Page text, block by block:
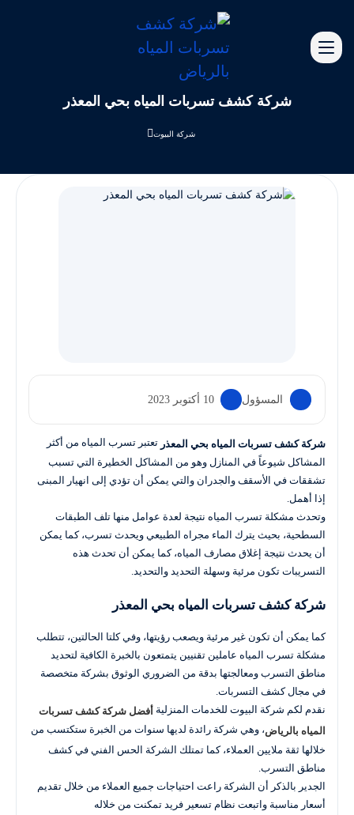
شركة كشف تسربات المياه بحي المعذر
شركة البيوت
المسؤول 10 أكتوبر 2023
شركة كشف تسربات المياه بحي المعذر تعتبر تسرب المياه من أكثر
المشاكل شيوعاً في المنازل وهو من المشاكل الخطيرة التي تسبب
تشققات في الأسقف والجدران والتي يمكن أن تؤدي إلى انهيار المبنى
إذا أهمل.
وتحدث مشكلة تسرب المياه نتيجة لعدة عوامل منها تلف الطبقات
السطحية، بحيث يترك الماء مجراه الطبيعي ويحدث تسرب، كما يمكن
أن يحدث نتيجة إغلاق مصارف المياه، كما يمكن أن تحدث هذه
التسريبات تكون مرئية وسهلة التحديد والتحديد.
شركة كشف تسربات المياه بحي المعذر
كما يمكن أن تكون غير مرئية ويصعب رؤيتها، وفي كلتا الحالتين، تتطلب
مشكلة تسرب المياه عاملين تقنيين يتمتعون بالخبرة الكافية لتحديد
مناطق التسرب ومعالجتها بدقة من الضروري الوثوق بشركة متخصصة
في مجال كشف التسربات.
نقدم لكم شركة البيوت للخدمات المنزلية أفضل شركة كشف تسربات
المياه بالرياض، وهي شركة رائدة لديها سنوات من الخبرة ستكتسب من
خلالها ثقة ملايين العملاء، كما تمتلك الشركة الحس الفني في كشف
مناطق التسرب.
الجدير بالذكر أن الشركة راعت احتياجات جميع العملاء من خلال تقديم
أسعار مناسبة واتبعت نظام تسعير فريد تمكنت من خلاله